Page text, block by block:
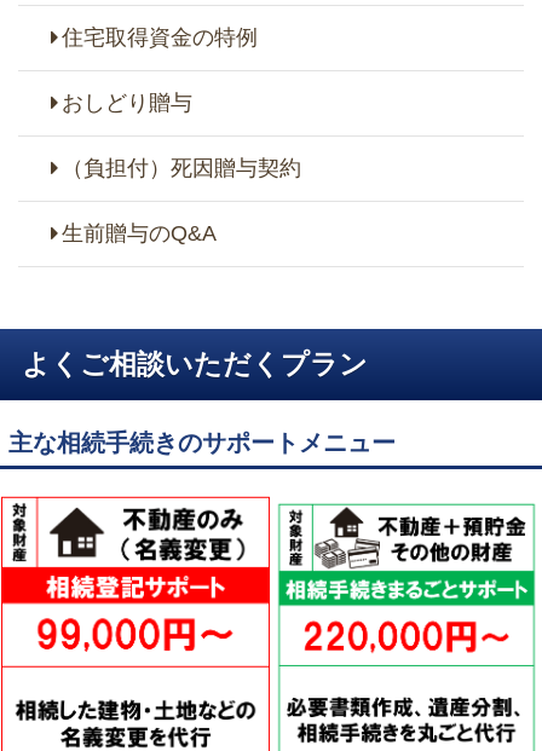
住宅取得資金の特例
おしどり贈与
（負担付）死因贈与契約
生前贈与のQ&A
よくご相談いただくプラン
主な相続手続きのサポートメニュー